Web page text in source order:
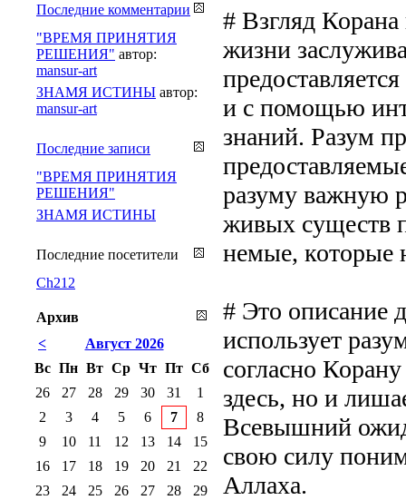
# Взгляд Корана
жизни
и с помощью
знаний. Разум
разуму важную
живых существ
немые, которые
# Это описание
использует
согласно
здесь, но и
Всевышний
свою силу
Аллаха.
Последние комментарии
"ВРЕМЯ ПРИНЯТИЯ
РЕШЕНИЯ" автор:
mansur-art
ЗНАМЯ ИСТИНЫ автор:
mansur-art
Последние записи
"ВРЕМЯ ПРИНЯТИЯ
РЕШЕНИЯ"
ЗНАМЯ ИСТИНЫ
Последние посетители
Ch212
Архив
<
Август 2026
Вс Пн Вт Ср Чт Пт Сб
26
27 28 29 30 31
1
2
3 4 5 6 7
8
9
10 11 12 13 14
15
16
17 18 19 20 21
22
23
24 25 26 27 28
29